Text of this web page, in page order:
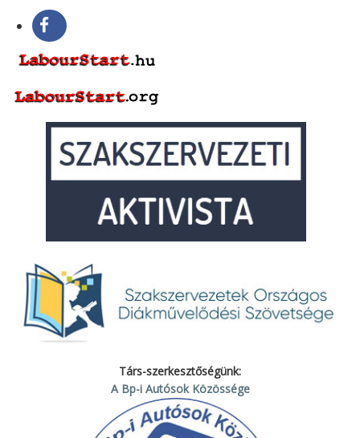
Társ-szerkesztőségünk:
A Bp-i Autósok Közössége